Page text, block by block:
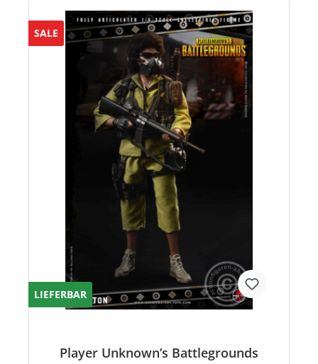
SALE
LIEFERBAR
Player Unknown’s Battlegrounds